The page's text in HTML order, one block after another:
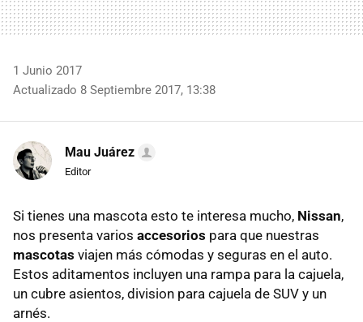
1 Junio 2017
Actualizado 8 Septiembre 2017, 13:38
Mau Juárez
Editor
Si tienes una mascota esto te interesa mucho, Nissan,
nos presenta varios accesorios para que nuestras
mascotas viajen más cómodas y seguras en el auto.
Estos aditamentos incluyen una rampa para la cajuela,
un cubre asientos, division para cajuela de SUV y un
arnés.